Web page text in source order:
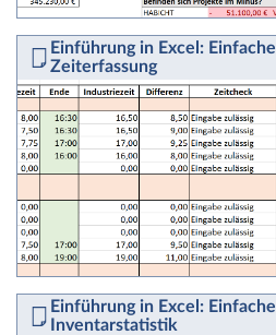
Einführung in Excel: Einfache
Zeiterfassung
Einführung in Excel: Einfache
Inventarstatistik